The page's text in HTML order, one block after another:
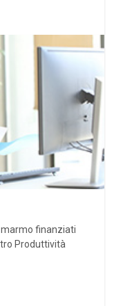
marmo finanziati
Produttività